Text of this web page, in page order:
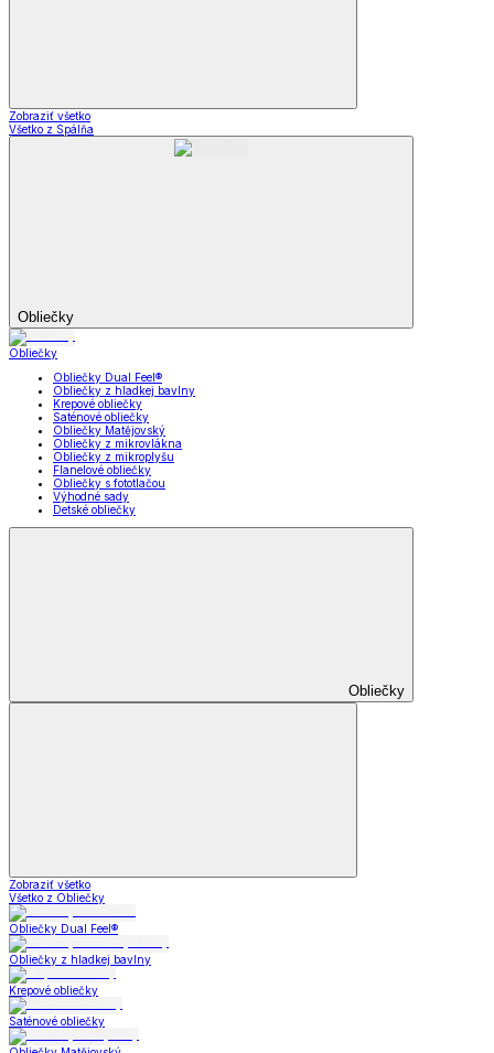
Zobraziť všetko
Všetko z Spálňa
Obliečky
Obliečky
Obliečky Dual Feel®
Obliečky z hladkej bavlny
Krepové obliečky
Saténové obliečky
Obliečky Matějovský
Obliečky z mikrovlákna
Obliečky z mikroplyšu
Flanelové obliečky
Obliečky s fototlačou
Výhodné sady
Detské obliečky
Obliečky
Zobraziť všetko
Všetko z Obliečky
Obliečky Dual Feel®
Obliečky z hladkej bavlny
Krepové obliečky
Saténové obliečky